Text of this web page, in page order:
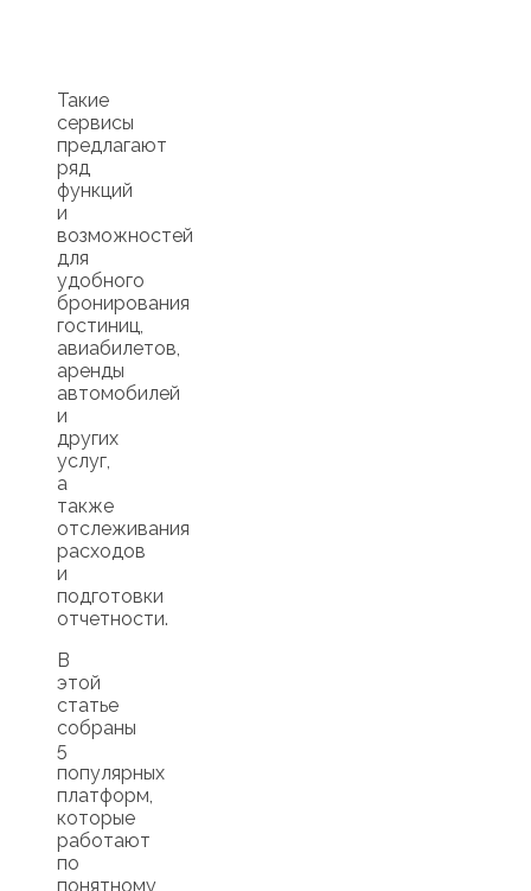
Такие
сервисы
предлагают
ряд
функций
и
возможностей
для
удобного
бронирования
гостиниц,
авиабилетов,
аренды
автомобилей
и
других
услуг,
а
также
отслеживания
расходов
и
подготовки
отчетности.
В
этой
статье
собраны
5
популярных
платформ,
которые
работают
по
понятному